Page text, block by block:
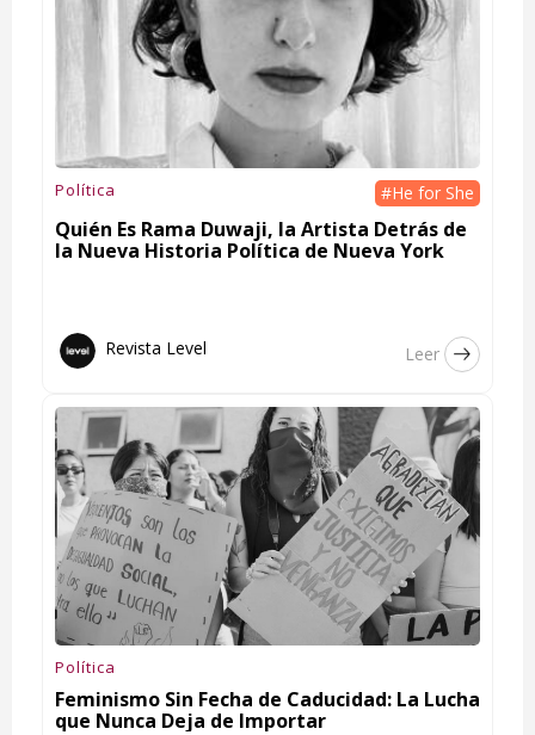
Política #He for She
Quién Es Rama Duwaji, la Artista Detrás de
la Nueva Historia Política de Nueva York
Revista Level Leer
Política
Feminismo Sin Fecha de Caducidad: La Lucha
que Nunca Deja de Importar